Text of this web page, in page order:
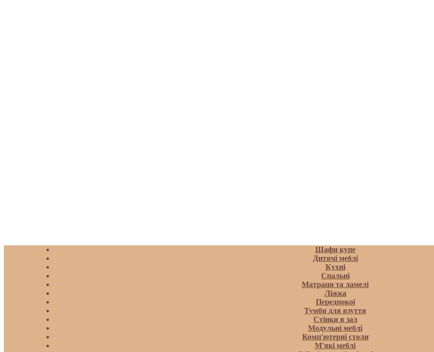
Шафи купе
Дитячі меблі
Кухні
Спальні
Матраци та ламелi
Ліжка
Передпокої
Тумби для взуття
Стінки в зал
Модульні меблі
Комп'ютерні столи
М'які меблі